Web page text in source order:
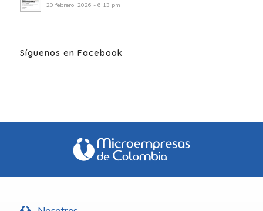
20 febrero, 2026 - 6:13 pm
Síguenos en Facebook